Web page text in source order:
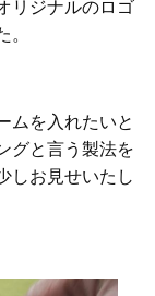
リジナルのロゴ
。
ムを入れたいと
グと言う製法を
しお見せいたし